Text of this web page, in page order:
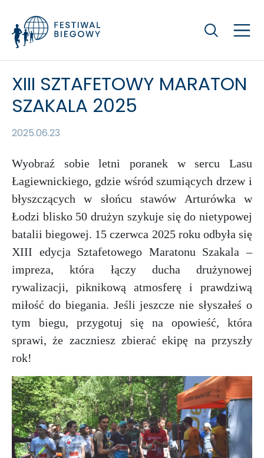
Szukaj
XIII SZTAFETOWY MARATON
SZAKALA 2025
2025.06.23
Wyobraź sobie letni poranek w sercu Lasu
Łagiewnickiego, gdzie wśród szumiących drzew i
błyszczących w słońcu stawów Arturówka w
Łodzi blisko 50 drużyn szykuje się do nietypowej
batalii biegowej. 15 czerwca 2025 roku odbyła się
XIII edycja Sztafetowego Maratonu Szakala –
impreza, która łączy ducha drużynowej
rywalizacji, piknikową atmosferę i prawdziwą
miłość do biegania. Jeśli jeszcze nie słyszałeś o
tym biegu, przygotuj się na opowieść, która
sprawi, że zaczniesz zbierać ekipę na przyszły
rok!